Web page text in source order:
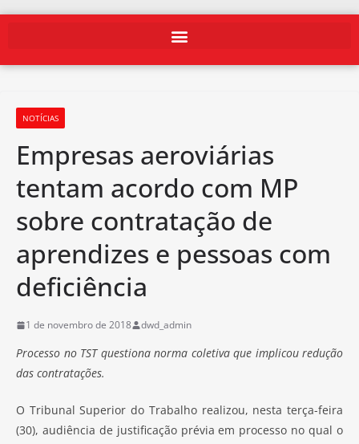
NOTÍCIAS
Empresas aeroviárias
tentam acordo com MP
sobre contratação de
aprendizes e pessoas com
deficiência
1 de novembro de 2018 dwd_admin
Processo no TST questiona norma coletiva que implicou redução
das contratações.
O Tribunal Superior do Trabalho realizou, nesta terça-feira
(30), audiência de justificação prévia em processo no qual o